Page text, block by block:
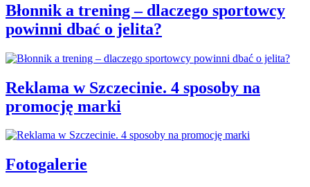
Błonnik a trening – dlaczego sportowcy
powinni dbać o jelita?
Reklama w Szczecinie. 4 sposoby na
promocję marki
Fotogalerie